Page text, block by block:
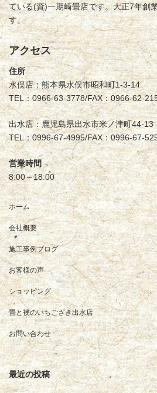
ている(資)一期崎畳店です。大正7年創
す。
アクセス
住所
水俣店：熊本県水俣市昭和町1-3-14
TEL：0966-63-3778/FAX：0966-62-
出水店：鹿児島県出水市米ノ津町44-13
TEL：0996-67-4995/FAX：0996-67-
営業時間
8:00～18:00
ホーム
会社概要
施工事例ブログ
お客様の声
ショッピング
畳と襖のいちござき出水店
お問い合わせ
最近の投稿